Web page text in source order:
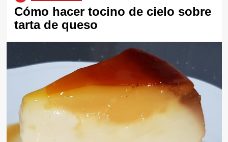
Cómo hacer tocino de cielo sobre
tarta de queso